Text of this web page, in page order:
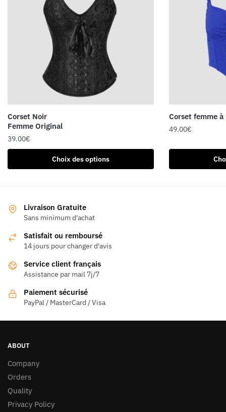
Corset Noir
Femme Original
39.00€
Choix des options
produit
variations.
Les
peuvent
choisies
la
page
Corset femme
49.00€
a
Livraison Gratuite
Sans minimum d'achat
Satisfait ou remboursé
14 jours pour changer d'avis
Service client français
Assistance par mail 7j/7
Paiement sécurisé
PayPal / MasterCard / Visa
ABOUT
Company
Orders
Quality
Privacy Policy